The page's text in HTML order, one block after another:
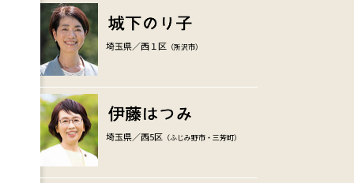
埼玉県／西１区 （所沢市）
埼玉県／西5区 （ふじみ野市・三芳町）